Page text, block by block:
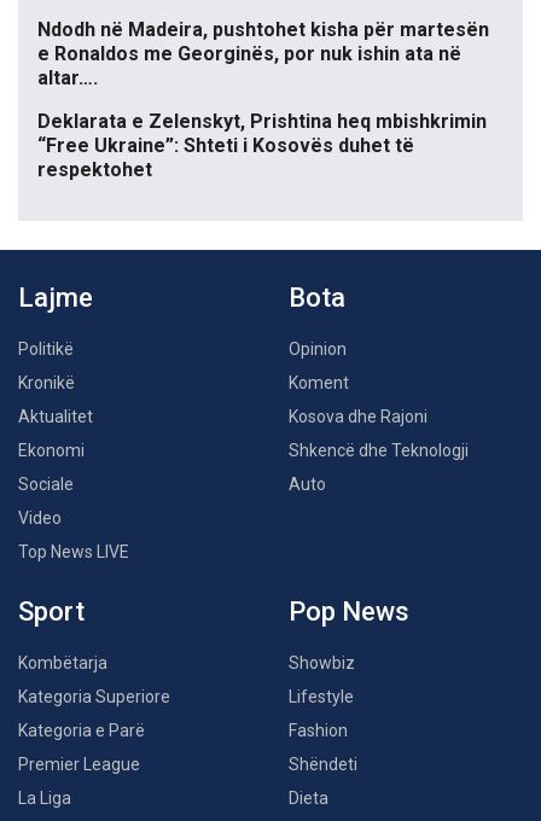
Ndodh në Madeira, pushtohet kisha për martesën
e Ronaldos me Georginës, por nuk ishin ata në
altar….
Deklarata e Zelenskyt, Prishtina heq mbishkrimin
“Free Ukraine”: Shteti i Kosovës duhet të
respektohet
Lajme
Politikë
Kronikë
Aktualitet
Ekonomi
Sociale
Video
Top News LIVE
Bota
Opinion
Koment
Kosova dhe Rajoni
Shkencë dhe Teknologji
Auto
Sport
Kombëtarja
Kategoria Superiore
Kategoria e Parë
Premier League
La Liga
Pop News
Showbiz
Lifestyle
Fashion
Shëndeti
Dieta